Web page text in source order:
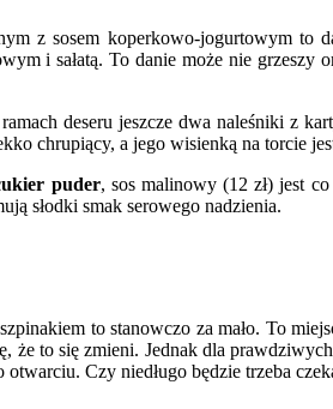
z sosem koperkowo-jogurtowym to
i sałatą. To danie może nie
deseru jeszcze dwa naleśniki z
chrupiący, a jego wisienką na torcie
puder, sos malinowy (12 zł) jest
słodki smak serowego nadzienia.
to stanowczo za mało. To
to się zmieni. Jednak dla
Czy niedługo będzie trzeba